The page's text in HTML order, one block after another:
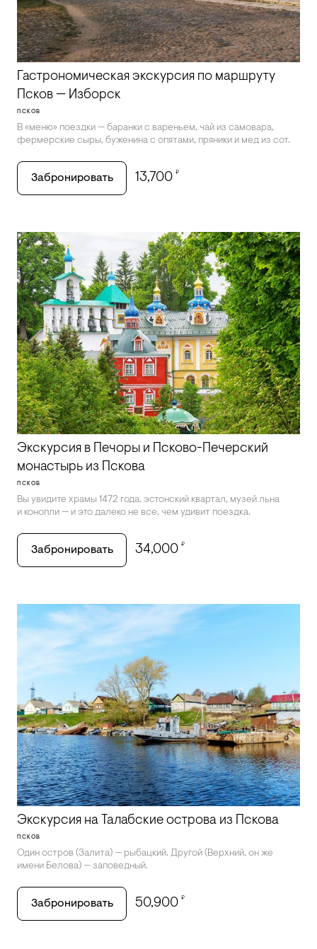
Гастрономическая экскурсия по маршруту
Псков — Изборск
ПСКОВ
В «‎меню» поездки — баранки с вареньем, чай из самовара,
фермерские сыры, буженина с опятами, пряники и мед из сот.
Забронировать 13,700 ₽
Экскурсия в Печоры и Псково-Печерский
монастырь из Пскова
ПСКОВ
Вы увидите храмы 1472 года, эстонский квартал, музей льна
и конопли — и это далеко не все, чем удивит поездка.
Забронировать 34,000 ₽
Экскурсия на Талабские острова из Пскова
ПСКОВ
Один остров (Залита) — рыбацкий. Другой (Верхний, он же
имени Белова) — заповедный.
Забронировать 50,900 ₽